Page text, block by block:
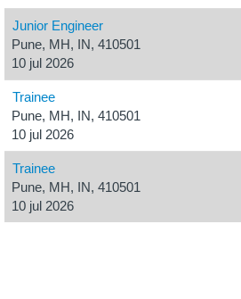
Junior Engineer
Pune, MH, IN, 410501
10 jul 2026
Trainee
Pune, MH, IN, 410501
10 jul 2026
Trainee
Pune, MH, IN, 410501
10 jul 2026